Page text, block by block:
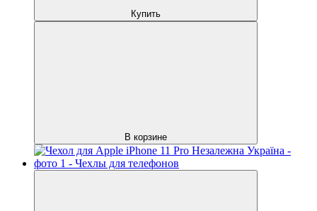
Купить
В корзине